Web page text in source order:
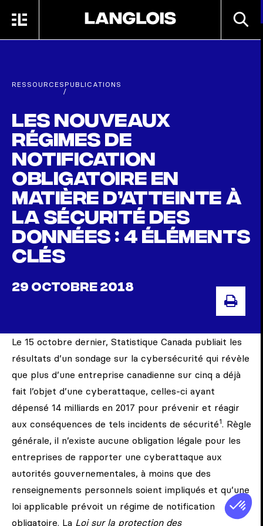
MENU
RESSOURCES
/
PUBLICATIONS
Les nouveaux
régimes de
notification
obligatoire en
matière d’atteinte à
la sécurité des
données : 4 éléments
clés
29 OCTOBRE 2018
Le 15 octobre dernier, Statistique Canada publiait les
résultats d’un sondage sur la cybersécurité qui révèle
que plus d’une entreprise canadienne sur cinq a déjà
fait l’objet d’une cyberattaque, celles-ci ayant
dépensé 14 milliards en 2017 pour prévenir et réagir
aux conséquences de tels incidents de sécurité1. Règle
générale, il n’existe aucune obligation légale pour les
entreprises de rapporter une cyberattaque aux
autorités gouvernementales, à moins que des
renseignements personnels soient impliqués et qu’une
loi applicable prévoit un régime de notification
obligatoire. La Loi sur la protection des